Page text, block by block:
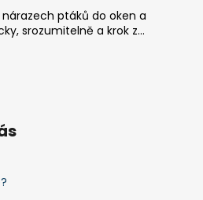
ptáků do oken a
srozumitelně a krok z...